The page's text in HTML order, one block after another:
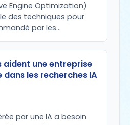
Engine Optimization)
des techniques pour
par les…
aident une entreprise
les recherches IA
par une IA a besoin